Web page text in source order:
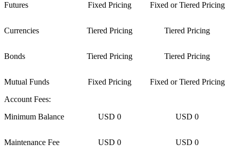
Futures Fixed Pricing Fixed or Tiered Pricing
Currencies Tiered Pricing Tiered Pricing
Bonds Tiered Pricing Tiered Pricing
Mutual Funds Fixed Pricing
Fixed or Tiered Pricing
Account Fees:
Minimum Balance
USD 0 USD 0
Maintenance Fee USD 0 USD 0